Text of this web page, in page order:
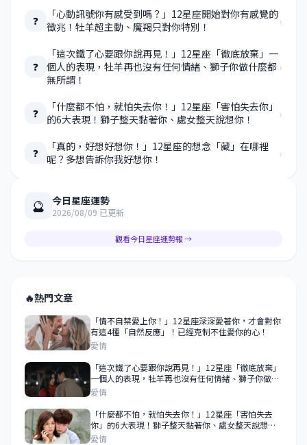
❓
「心動訊號你有感受到嗎？」12星座開始對你有感覺的
徵兆！牡羊超主動、魔羯只對你特別！
›
❓
「這次鐵了心要跟你說再見！」12星座「徹底放棄」一
個人的表現，牡羊再也沒有任何情緒、獅子你做什麼都
無所謂！
›
❓
「什麼都不怕，就怕失去你！」12星座「害怕失去你」
的6大表現！獅子整天黏著你、處女整天說想你！
›
❓
「真的，好想好想你！」12星座的想念「藏」在哪裡
呢？多想告訴你我好想你！
›
🔮 今日星座運勢
2026/08/09 已更新
觀看今日星座運勢報 →
🔥熱門文章
「情不自禁愛上你！」12星座深深愛著你，才會對你
有這4種「自然反應」！已經克制不住愛你的心！
愛情
「這次鐵了心要跟你說再見！」12星座「徹底放棄」
一個人的表現，牡羊再也沒有任何情緒、獅子你做什
麼都無所謂！
愛情
「什麼都不怕，就怕失去你！」12星座「害怕失去
你」的6大表現！獅子整天黏著你、處女整天說想
你！
愛情